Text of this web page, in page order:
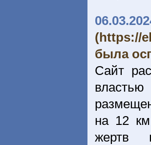
(https://
была
Сайт
властью
на 12 км
жертв